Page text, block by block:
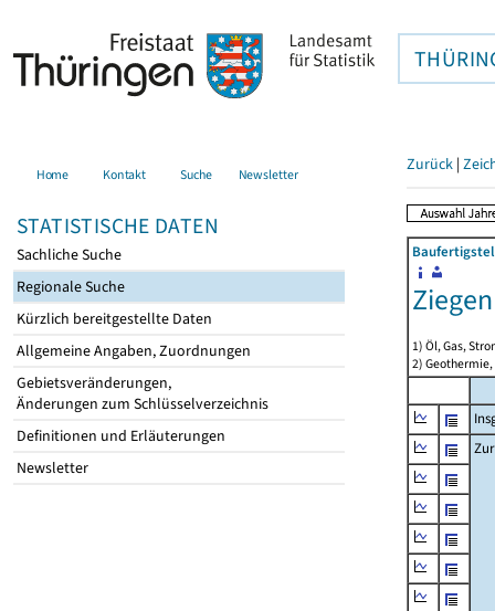
Home Kontakt Suche Newsletter
STATISTISCHE DATEN
Sachliche Suche
Regionale Suche
Kürzlich bereitgestellte Daten
Allgemeine Angaben, Zuordnungen
Gebietsveränderungen,
Änderungen zum Schlüsselverzeichnis
Definitionen und Erläuterungen
Newsletter
Zurück |
1) Öl, Gas,
2)